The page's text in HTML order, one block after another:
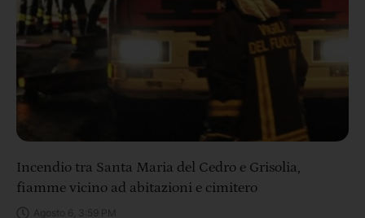
Incendio tra Santa Maria del Cedro e Grisolia,
fiamme vicino ad abitazioni e cimitero